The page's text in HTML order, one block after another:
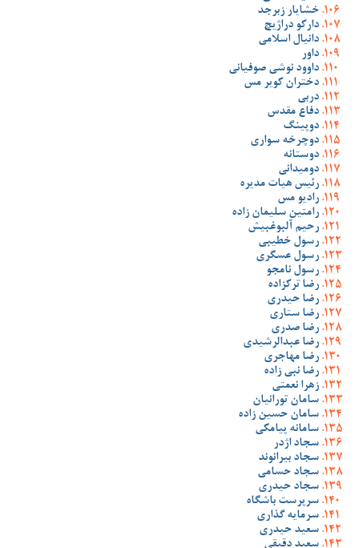
خشایار زبرجد
دارکو دراژیچ
دانیال اسلامی
داور
داوود نوشی صوفیانی
دختران کویر مس
دربی
دفاع مقدس
دوپینگ
دوچرخه سواری
دوستانه
دومیدانی
رئیس هیات مدیره
رادیو مس
رامتین سلیمان زاده
رحیم آلبوغبیش
رسول خطیبی
رسول عسگری
رسول نامجو
رضا ترکزاده
رضا حیدری
رضا ستاری
رضا صدری
رضا عبدالرشیدی
رضا مهاجری
رضا نبی زاده
زهرا نعمتی
سامان تورانیان
سامان حسین زاده
سامانه پیامکی
سجاد اژدر
سجاد بیرانوند
سجاد حسامی
سجاد حیدری
سرپرست باشگاه
سرمایه گذاری
سعید حیدری
سعید دقیقی